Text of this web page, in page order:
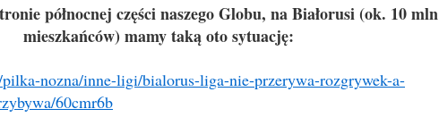
północnej części naszego Globu, na Białorusi (ok. 10 mln
mieszkańców) mamy taką oto sytuację:
nozna/inne-ligi/bialorus-liga-nie-przerywa-rozgrywek-a-
60cmr6b